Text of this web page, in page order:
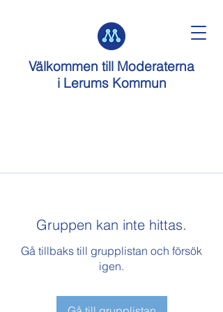
Välkommen till Moderaterna
i Lerums Kommun
Gruppen kan inte hittas.
Gå tillbaks till grupplistan och försök
igen.